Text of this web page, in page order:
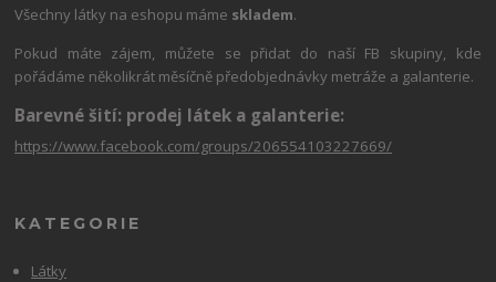
Všechny látky na eshopu máme skladem.
Pokud máte zájem, můžete se přidat do naší FB skupiny, kde
pořádáme několikrát měsíčně předobjednávky metráže a galanterie.
Barevné šití: prodej látek a galanterie:
https://www.facebook.com/groups/206554103227669/
KATEGORIE
Látky